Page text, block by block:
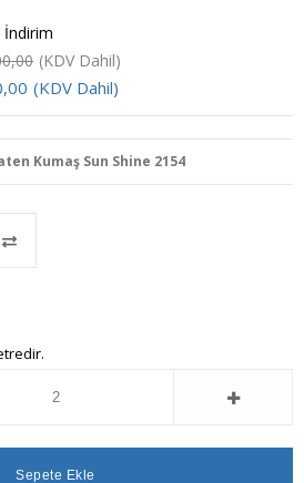
İndirim
(KDV Dahil)
(KDV Dahil)
Kumaş Sun Shine 2154